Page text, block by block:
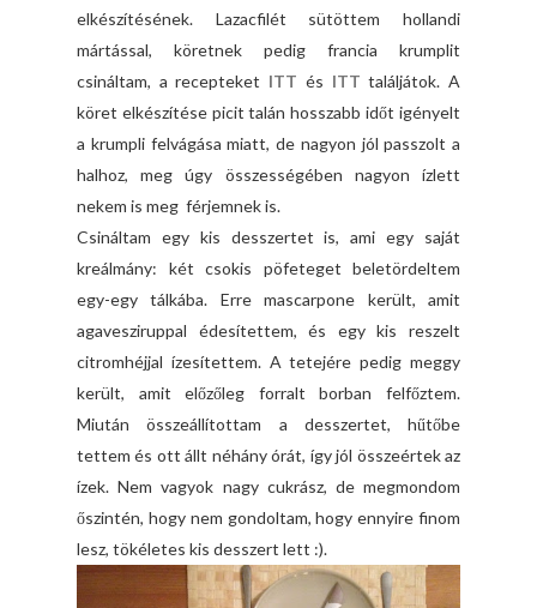
elkészítésének. Lazacfilét sütöttem hollandi
mártással, köretnek pedig francia krumplit
csináltam, a recepteket ITT és ITT találjátok. A
köret elkészítése picit talán hosszabb időt igényelt
a krumpli felvágása miatt, de nagyon jól passzolt a
halhoz, meg úgy összességében nagyon ízlett
nekem is meg férjemnek is.
Csináltam egy kis desszertet is, ami egy saját
kreálmány: két csokis pöfeteget beletördeltem
egy-egy tálkába. Erre mascarpone került, amit
agavesziruppal édesítettem, és egy kis reszelt
citromhéjjal ízesítettem. A tetejére pedig meggy
került, amit előzőleg forralt borban felfőztem.
Miután összeállítottam a desszertet, hűtőbe
tettem és ott állt néhány órát, így jól összeértek az
ízek. Nem vagyok nagy cukrász, de megmondom
őszintén, hogy nem gondoltam, hogy ennyire finom
lesz, tökéletes kis desszert lett :).